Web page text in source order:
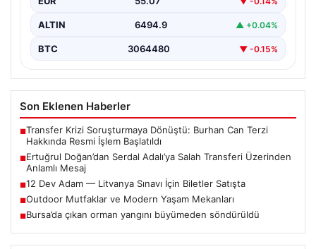
ALTIN 6494.9 ▲ +0.04%
BTC 3064480 ▼ -0.15%
Son Eklenen Haberler
■Transfer Krizi Soruşturmaya Dönüştü: Burhan Can Terzi
Hakkında Resmi İşlem Başlatıldı
■Ertuğrul Doğan’dan Serdal Adalı’ya Salah Transferi Üzerinden
Anlamlı Mesaj
■12 Dev Adam — Litvanya Sınavı İçin Biletler Satışta
■Outdoor Mutfaklar ve Modern Yaşam Mekanları
■Bursa’da çıkan orman yangını büyümeden söndürüldü